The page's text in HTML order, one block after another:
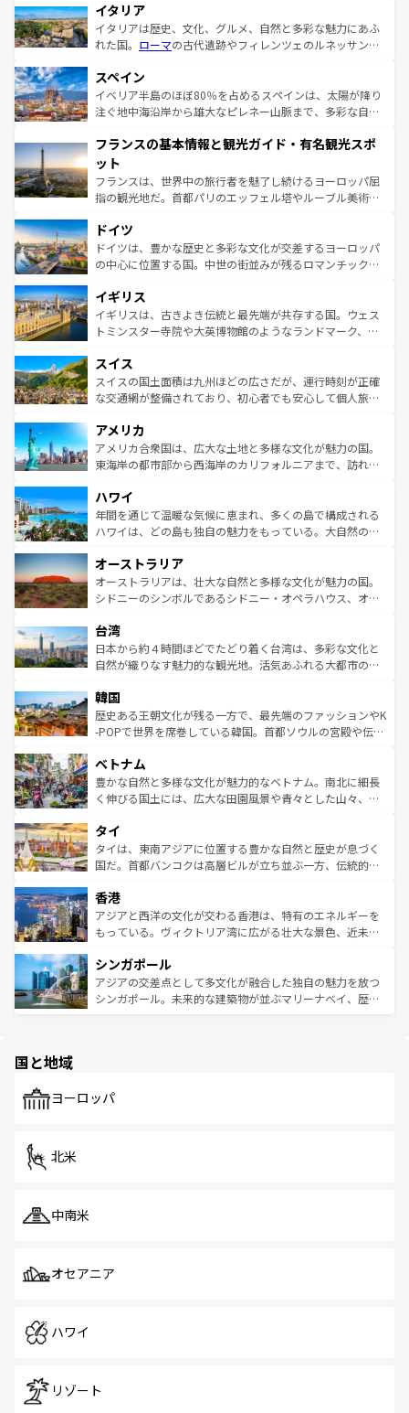
イタリア
イタリアは歴史、文化、グルメ、自然と多彩な魅力にあふ
れた国。 ローマの古代遺跡やフィレンツェのルネッサンス
ろん、トスカーナの美しい田園風景やアマルフィ海岸の絶
景など、自然景観も見逃せない。観光の合間には、本場の
ピザやパスタなど、絶品のイタリア料理を堪能することも
ませてくれるイタリアで、忘れられない旅をしてみよう！
なお、新着のイタリア情報は
しい。
スペイン
イベリア半島のほぼ80％を占めるスペインは、太陽が降り
注ぐ地中海沿岸から雄大なピレネー山脈まで、多彩な自然
文化が根付くこの国では、情熱的なフラメンコ、熱気あふ
れる闘牛、そして美味しいタパスが生活の一部となってい
る。首都マドリードの洗練された雰囲気や、バルセロナの
アートに溢れた街角から、地方では古代ローマ遺跡や中世
せる。地方によって風土や気候が異なるスペインはその個
性で訪れる人を魅了する。 なお、新着のスペイン情報は コ
ンテンツ一覧を参照してほしい。
フランスの基本情報と観光ガイド・有名観光スポ
ット
フランスは、世界中の旅行者を魅了し続けるヨーロッパ屈
指の観光地だ。首都パリのエッフェル塔やルーブル美術館
で、幅広い魅力が詰まっている。華麗な宮殿、歴史的な大
聖堂、美しいビーチ、そして豊かな自然が、訪れる者を心
から魅了する。また、フランスは美食の国としても知ら
いる。シャンパンの発祥地であるランス、プロヴァンスの
香り高いラベンダー畑など、多彩な楽しみ方が可能だ。さ
らに、パリ以外の地域にも魅力が溢れており、どの街角に
れる地方に足を運ぶとそれぞれで全く異なる文化を体験で
きるだろう。 なお、新着のフランス情報はコンテンツ一覧
を参照してほしい。
ドイツ
ドイツは、豊かな歴史と多彩な文化が交差するヨーロッパ
の中心に位置する国。中世の街並みが残るロマンチック街
顔を持つこの国は、どこを歩いても飽きることがない。ベ
ルリンの文化的活気、バイエルン州のアルプスの絶景、そ
してライン川沿いのワイン畑といった風景は必見。ビール
は、お酒好きな人にはぜひ体験してほしい。 なお、新着の
ドイツ情報はコンテンツ一覧を参照してほしい。
イギリス
イギリスは、古きよき伝統と最先端が共存する国。ウェス
トミンスター寺院や大英博物館のようなランドマーク、歴
リアごとに異なる魅力がある。また、優雅なアフタヌーン
ティー、ビール好きにはたまらない英国パブ、サッカー観
戦など、本場だからこそできる体験も豊富。イギリスを旅
ンツ一覧を参照してほしい。
スイス
スイスの国土面積は九州ほどの広さだが、運行時刻が正確
な交通網が整備されており、初心者でも安心して個人旅行
の建物がそのまま残る町や、スイスならではのユニークな
博物館もあり、アルプス観光だけでなく町歩きも満喫する
ことができる。国民の所得が高いため物価も高いが、旅行
ば市内交通費無料で観光を楽しむこともできる。 なお、新
着のスイス情報はコンテンツ一覧 を参照してほしい。
アメリカ
アメリカ合衆国は、広大な土地と多様な文化が魅力の国。
東海岸の都市部から西海岸のカリフォルニアまで、訪れる
のような巨大都市は、観光、ショッピング、エンターテイ
ンメントが詰まった刺激的なスポットだ。一方、アメリカ
西部には大自然が広がり、グランドキャニオンやイエロー
部のニューオーリンズでは、音楽と美食が融合した独特の
文化が魅力。旅行者はアメリカの各地域で異なる魅力を楽
しみながら、その多様性と豊かな歴史を感じることができ
ならではの贅沢な旅のスタイルだ。 なお、新着のアメリカ
情報はコンテンツ一覧を参照してほしい。
ハワイ
年間を通じて温暖な気候に恵まれ、多くの島で構成される
ハワイは、どの島も独自の魅力をもっている。大自然の神
ワイ島は見逃せない。また、定番の観光地といえばオアフ
島だが、静かな自然を求めるならマウイ島やカウアイ島が
おすすめ。エメラルドグリーンに輝く海をはじめ、豊かな
れるおもてなしの心で訪れる人々を迎えてくれるハワイの
人々、おいしいローカルフードやハワイアンミュージッ
ク、伝統的なフラダンスなど、すべてがハワイの魅力を彩
ワイを、存分に味わってほしい。 なお、新着のハワイ情報
はコンテンツ一覧を参照してほしい。
オーストラリア
オーストラリアは、壮大な自然と多様な文化が魅力の国。
シドニーのシンボルであるシドニー・オペラハウス、オー
リアリーフや大陸中央部にそびえるウルル（エアーズロッ
ク）、タスマニアの美しい原生林やケアンズの熱帯雨林な
ど、見どころがたくさん。また、カフェやワイン、オージ
いる。アクティビティも充実しており、サーフィンやダイ
ビング、ハイキングなど、アウトドア好きにはたまらな
い。オーストラリアの多彩な魅力を存分に味わいつくそ
参照してほしい。
台湾
日本から約４時間ほどでたどり着く台湾は、多彩な文化と
自然が織りなす魅力的な観光地。活気あふれる大都市の台
ン）、静ひつな山岳地帯である台湾東部など、都市の喧騒
と山間の静けさが共存しており、訪れる人に新しい発見と
驚きをもたらしてくれる。また、奥深い台湾の食文化も魅
容にもいいと評判のスイーツなど、バラエティ豊かな料理
が味わえる。 なお、新着の台湾情報は コンテンツ一覧を参
照してほしい。
韓国
歴史ある王朝文化が残る一方で、最先端のファッションやK
-POPで世界を席巻している韓国。首都ソウルの宮殿や伝統
き、地方に足を延ばせば四季折々の自然美を楽しむことが
できる。そして、キムチや焼肉、絶品のストリートフード
まで、さまざまな韓国料理が待っている。夜には、韓国な
リティに包まれながら、韓国の多彩な魅力を心ゆくまで味
わってみてほしい。 なお、新着の韓国情報はコンテンツ一
覧を参照してほしい。
ベトナム
豊かな自然と多様な文化が魅力的なベトナム。南北に細長
く伸びる国土には、広大な田園風景や青々とした山々、世
急速な発展と共に伝統が息づく。ハノイの古い町並みやホ
ーチミン市のフランス統治時代の建物も、独特の雰囲気を
醸し出している。また、バラエティの豊かさとおいしさで
とつ。フォーやバインミー、ベトナムコーヒーなどは、ぜ
ひ現地で味わいたい。どの地域を訪れてもあたたかい人々
が旅行者を迎えてくれるので、きっと忘れられない旅にな
参照してほしい。
タイ
タイは、東南アジアに位置する豊かな自然と歴史が息づく
国だ。首都バンコクは高層ビルが立ち並ぶ一方、伝統的な
の活気が交差している。北部ではチェンマイなどの山岳地
帯で自然と触れ合い、南部ではプーケットやクラビの美し
いビーチでリゾート気分を楽しむことができる。タイ料理
激する。気候は一年中温暖で、どの季節にも異なる楽しみ
が待っている。親しみやすいタイの人々、仏教を中心とし
た文化、そして多様な観光資源が、訪れる旅人を魅了し続
香港
アジアと西洋の文化が交わる香港は、特有のエネルギーを
もっている。ヴィクトリア湾に広がる壮大な景色、近未来
み、どこを訪れても感動するはず。観光スポットが密集し
ており、効率よく見どころを回れるのも魅力。息をのむよ
うな絶景から文化的な体験まで、香港を存分に楽しみ尽く
シンガポール
アジアの交差点として多文化が融合した独自の魅力を放つ
シンガポール。未来的な建築物が並ぶマリーナベイ、歴史
で、ホーカーズは地元の風情を楽しめる外せないスポット
国と地域
ヨーロッパ
北米
中南米
オセアニア
ハワイ
リゾート